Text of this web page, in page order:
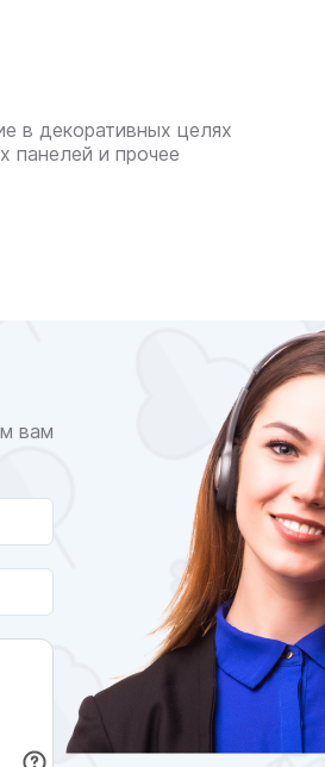
в декоративных целях
панелей и прочее
вам